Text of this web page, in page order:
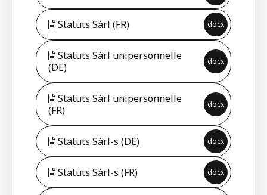
docx
Statuts Sàrl (FR)
docx
Statuts Sàrl unipersonnelle
(DE)
docx
Statuts Sàrl unipersonnelle
(FR)
docx
Statuts Sàrl-s (DE)
docx
Statuts Sàrl-s (FR)